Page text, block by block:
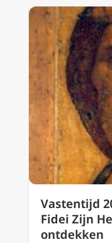
Vastentijd
Fidei Zijn
ontdekken